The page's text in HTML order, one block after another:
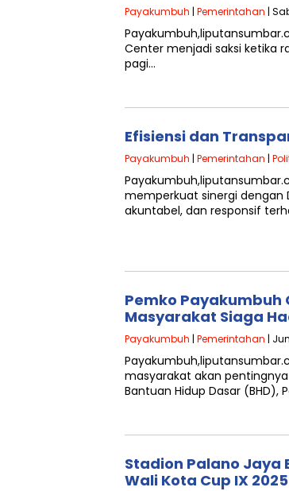
Payakumbuh | Pemerintahan |
Center menjadi saksi ketika
pagi…
Efisiensi dan
Payakumbuh | Pemerintahan |
memperkuat sinergi dengan
akuntabel, dan responsif
Pemko Payakumbuh
Masyarakat Siaga
Payakumbuh | Pemerintahan |
masyarakat akan
Bantuan Hidup Dasar
Stadion Palano Jaya
Wali Kota Cup IX 2025